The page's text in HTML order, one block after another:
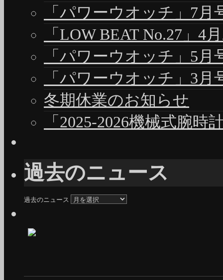
「パワーウオッチ」7月
「LOW BEAT No.27」4
「パワーウオッチ」5月
「パワーウオッチ」3月
冬期休業のお知らせ
「2025-2026機械式腕時
過去のニュース
過去のニュース